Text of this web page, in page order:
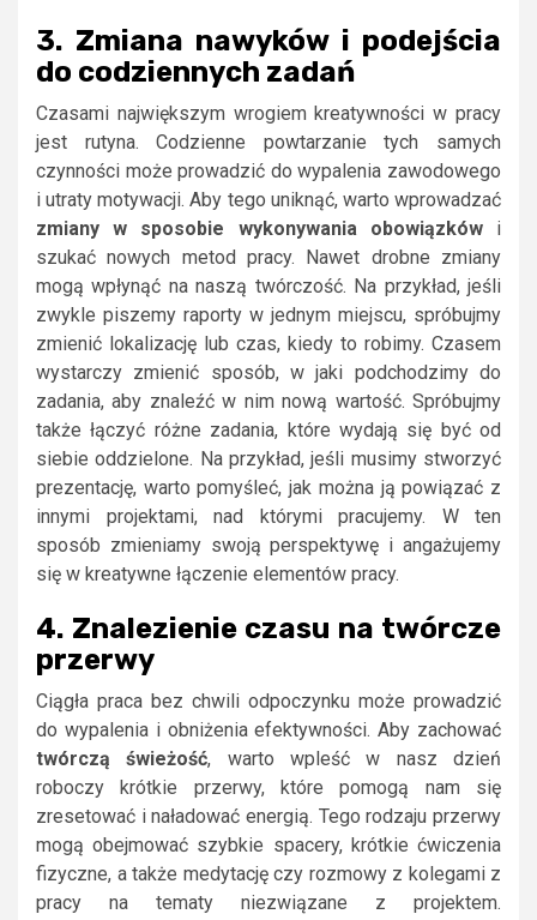
3. Zmiana nawyków i podejścia
do codziennych zadań
Czasami największym wrogiem kreatywności w pracy
jest rutyna. Codzienne powtarzanie tych samych
czynności może prowadzić do wypalenia zawodowego
i utraty motywacji. Aby tego uniknąć, warto wprowadzać
zmiany w sposobie wykonywania obowiązkówi
szukać nowych metod pracy. Nawet drobne zmiany
mogą wpłynąć na naszą twórczość. Na przykład, jeśli
zwykle piszemy raporty w jednym miejscu, spróbujmy
zmienić lokalizację lub czas, kiedy to robimy. Czasem
wystarczy zmienić sposób, w jaki podchodzimy do
zadania, aby znaleźć w nim nową wartość. Spróbujmy
także łączyć różne zadania, które wydają się być od
siebie oddzielone. Na przykład, jeśli musimy stworzyć
prezentację, warto pomyśleć, jak można ją powiązać z
innymi projektami, nad którymi pracujemy. W ten
sposób zmieniamy swoją perspektywę i angażujemy
się w kreatywne łączenie elementów pracy.
4. Znalezienie czasu na twórcze
przerwy
Ciągła praca bez chwili odpoczynku może prowadzić
do wypalenia i obniżenia efektywności. Aby zachować
twórczą świeżość, warto wpleść w nasz dzień
roboczy krótkie przerwy, które pomogą nam się
zresetować i naładować energią. Tego rodzaju przerwy
mogą obejmować szybkie spacery, krótkie ćwiczenia
fizyczne, a także medytację czy rozmowy z kolegami z
pracy na tematy niezwiązane z projektem.